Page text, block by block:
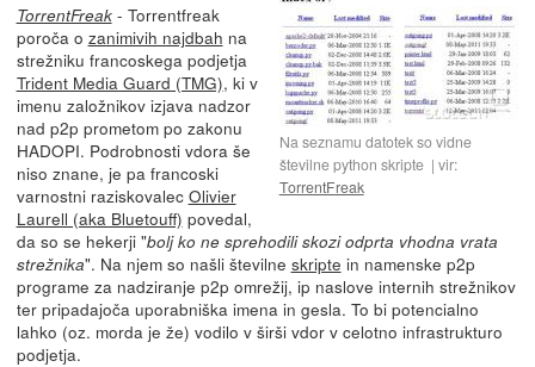
Na seznamu datotek so vidne
številne python skripte
vir:
TorrentFreak
TorrentFreak- Torrentfreak
poroča o zanimivih najdbah na
strežniku francoskega podjetja
Trident Media Guard (TMG), ki v
imenu založnikov izjava nadzor
nad p2p prometom po zakonu
HADOPI. Podrobnosti vdora še
niso znane, je pa francoski
varnostni raziskovalec Olivier
Laurell (aka Bluetouff) povedal,
da so se hekerji "bolj ko ne sprehodili skozi odprta vhodna vrata
strežnika". Na njem so našli številne skripte in namenske p2p
programe za nadziranje p2p omrežij, ip naslove internih strežnikov
ter pripadajoča uporabniška imena in gesla. To bi potencialno
lahko (oz. morda je že) vodilo v širši vdor v celotno infrastrukturo
podjetja.